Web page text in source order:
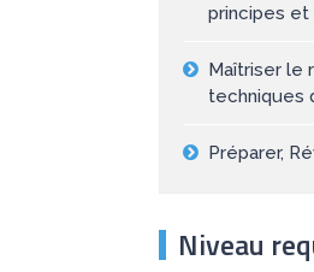
principes et
Maîtriser le
techniques
Préparer,
Niveau